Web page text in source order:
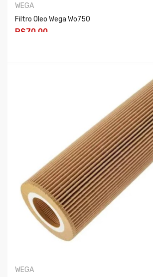
WEGA
Filtro Oleo Wega Wo750
R$70,00
WEGA